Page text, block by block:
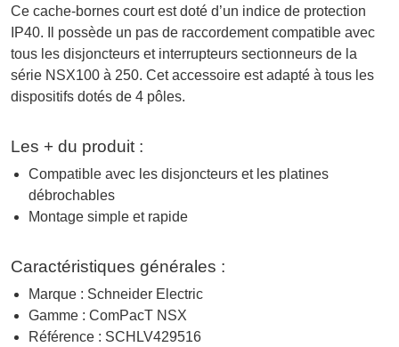
Ce cache-bornes court est doté d’un indice de protection
IP40. Il possède un pas de raccordement compatible avec
tous les disjoncteurs et interrupteurs sectionneurs de la
série NSX100 à 250. Cet accessoire est adapté à tous les
dispositifs dotés de 4 pôles.
Les + du produit :
Compatible avec les disjoncteurs et les platines
débrochables
Montage simple et rapide
Caractéristiques générales :
Marque : Schneider Electric
Gamme : ComPacT NSX
Référence : SCHLV429516